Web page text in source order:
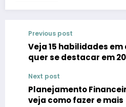
Previous post
Veja 15 habilidades
quer se destacar em
Next post
Planejamento
veja como fazer e mais